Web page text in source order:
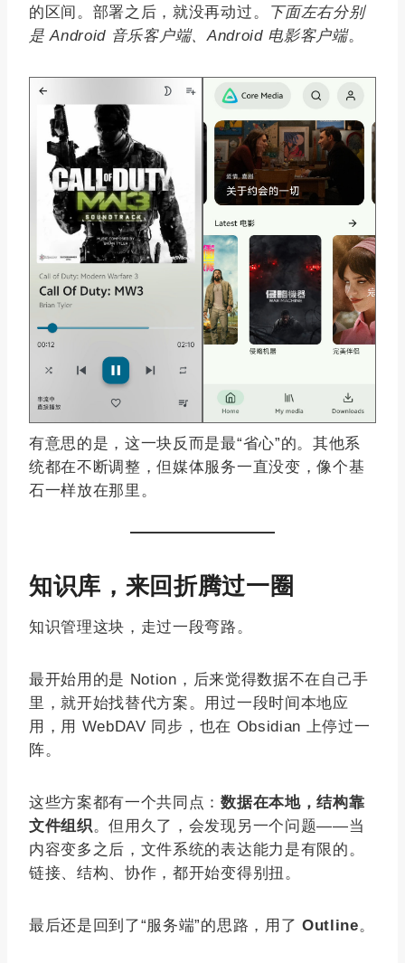
的区间。部署之后，就没再动过。
下面左右分别
是 Android 音乐客户端、Android 电影客户端。
有意思的是，这一块反而是最“省心”的。其他系
统都在不断调整，但媒体服务一直没变，像个基
石一样放在那里。
知识库，来回折腾过一圈
知识管理这块，走过一段弯路。
最开始用的是 Notion，后来觉得数据不在自己手
里，就开始找替代方案。用过一段时间本地应
用，用 WebDAV 同步，也在 Obsidian 上停过一
阵。
这些方案都有一个共同点：数据在本地，结构靠
文件组织。但用久了，会发现另一个问题——当
内容变多之后，文件系统的表达能力是有限的。
链接、结构、协作，都开始变得别扭。
最后还是回到了“服务端”的思路，用了 Outline。